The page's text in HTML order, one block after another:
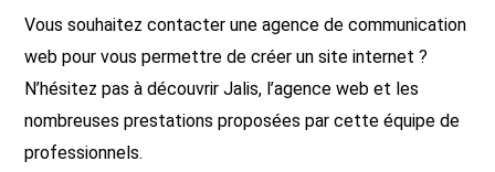
Vous souhaitez contacter une agence de communication
web pour vous permettre de créer un site internet ?
N’hésitez pas à découvrir Jalis, l’agence web et les
nombreuses prestations proposées par cette équipe de
professionnels.